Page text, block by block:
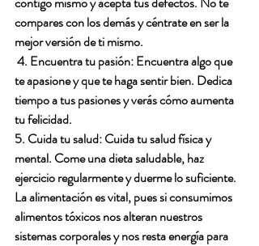
compares con los demás y céntrate en ser la
mejor versión de ti mismo.
4. Encuentra tu pasión: Encuentra algo que
te apasione y que te haga sentir bien. Dedica
tiempo a tus pasiones y verás cómo aumenta
tu felicidad.
5. Cuida tu salud: Cuida tu salud física y
mental. Come una dieta saludable, haz
ejercicio regularmente y duerme lo suficiente.
La alimentación es vital, pues si consumimos
alimentos tóxicos nos alteran nuestros
sistemas corporales y nos resta energía para